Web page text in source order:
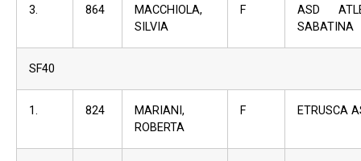
3. 864
MACCHIOLA,
SILVIA
F
ASD
SABATINA
SF40
1. 824
MARIANI,
ROBERTA
F ETRUSCA